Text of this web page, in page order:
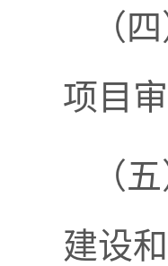
（
项目
（
建设